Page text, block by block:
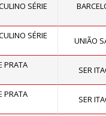
SÉRIE
SÉRIE
UNIÃO
PRATA
SER
PRATA
SER